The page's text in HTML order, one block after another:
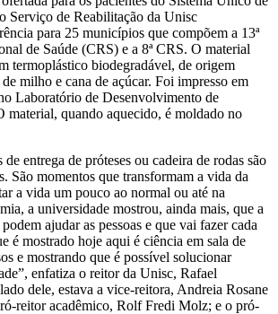
Serviço de Reabilitação da Unisc
para 25 municípios que compõem a 13ª
de Saúde (CRS) e a 8ª CRS. O material
termoplástico biodegradável, de origem
milho e cana de açúcar. Foi impresso em
Laboratório de Desenvolvimento de
material, quando aquecido, é moldado no
entrega de próteses ou cadeira de rodas são
São momentos que transformam a vida da
a vida um pouco ao normal ou até na
a universidade mostrou, ainda mais, que a
ajudar as pessoas e que vai fazer cada
é mostrado hoje aqui é ciência em sala de
e mostrando que é possível solucionar
enfatiza o reitor da Unisc, Rafael
dele, estava a vice-reitora, Andreia Rosane
reitor acadêmico, Rolf Fredi Molz; e o pró-